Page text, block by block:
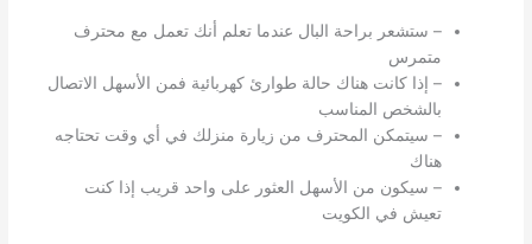
– ستشعر براحة البال عندما تعلم أنك تعمل مع محترف
متمرس
– إذا كانت هناك حالة طوارئ كهربائية فمن الأسهل الاتصال
بالشخص المناسب
– سيتمكن المحترف من زيارة منزلك في أي وقت تحتاجه
هناك
– سيكون من الأسهل العثور على واحد قريب إذا كنت
تعيش في الكويت